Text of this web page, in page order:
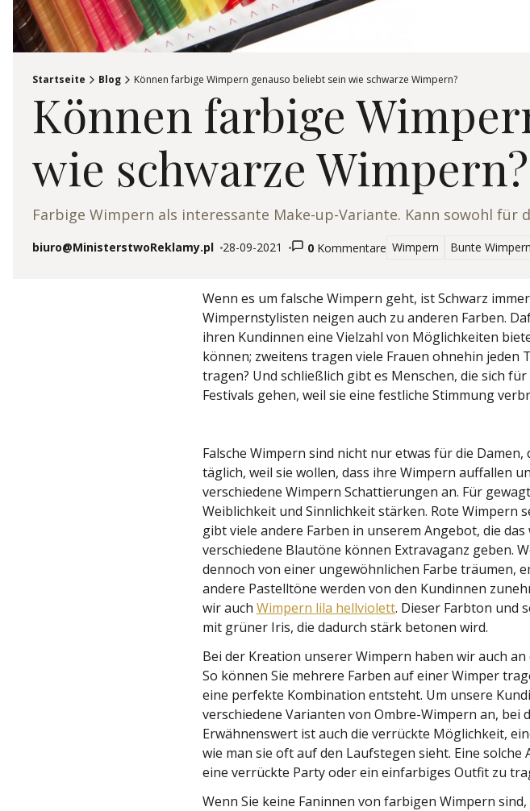
Startseite Blog Können farbige Wimpern genauso beliebt sein wie schwarze Wimpern?
Können farbige
wie schwarze Wimpern?
Farbige Wimpern als interessante Make-up-Variante. Kann sowohl für
Autor:
biuro@MinisterstwoReklamy.pl hinzugefügt:
28-09-2021 0 Kommentare in der Kategorie
Wimpern Bunte Wimpern
Wenn es um falsche Wimpern geht, ist Schwarz
Wimpernstylisten neigen auch zu anderen Farben.
ihren Kundinnen eine Vielzahl von Möglichkeiten
können; zweitens tragen viele Frauen ohnehin jeden
tragen? Und schließlich gibt es Menschen, die sich
Festivals gehen, weil sie eine festliche Stimmung
Falsche Wimpern sind nicht nur etwas für die
täglich, weil sie wollen, dass ihre Wimpern auffallen
verschiedene Wimpern Schattierungen an. Für
Weiblichkeit und Sinnlichkeit stärken. Rote Wimpern
gibt viele andere Farben in unserem Angebot, die
verschiedene Blautöne können Extravaganz geben.
dennoch von einer ungewöhnlichen Farbe träumen,
andere Pastelltöne werden von den Kundinnen
wir auch Wimpern lila hellviolett. Dieser Farbton und
mit grüner Iris, die dadurch stärk betonen wird.
Bei der Kreation unserer Wimpern haben wir auch
So können Sie mehrere Farben auf einer Wimper
eine perfekte Kombination entsteht. Um unsere
verschiedene Varianten von Ombre-Wimpern an,
Erwähnenswert ist auch die verrückte Möglichkeit,
wie man sie oft auf den Laufstegen sieht. Eine
eine verrückte Party oder ein einfarbiges Outfit zu
Wenn Sie keine Faninnen von farbigen Wimpern